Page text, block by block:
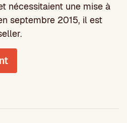
nécessitaient une mise à
septembre 2015, il est